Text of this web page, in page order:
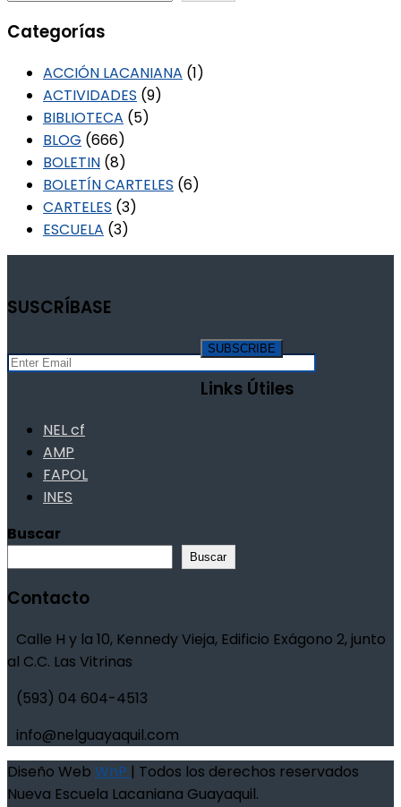
Categorías
ACCIÓN LACANIANA (1)
ACTIVIDADES (9)
BIBLIOTECA (5)
BLOG (666)
BOLETIN (8)
BOLETÍN CARTELES (6)
CARTELES (3)
ESCUELA (3)
SUSCRÍBASE
Links Útiles
NEL cf
AMP
FAPOL
INES
Buscar
Buscar
Contacto
Calle H y la 10, Kennedy Vieja, Edificio Exágono 2, junto
al C.C. Las Vitrinas
(593) 04 604-4513
info@nelguayaquil.com
Diseño Web WnP | Todos los derechos reservados
Nueva Escuela Lacaniana Guayaquil.